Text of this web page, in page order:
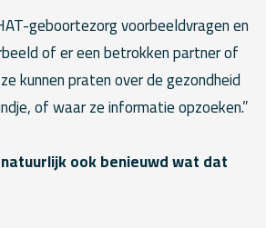
geboortezorg voorbeeldvragen en
of er een betrokken partner of
kunnen praten over de gezondheid
of waar ze informatie opzoeken.”
ook benieuwd wat dat